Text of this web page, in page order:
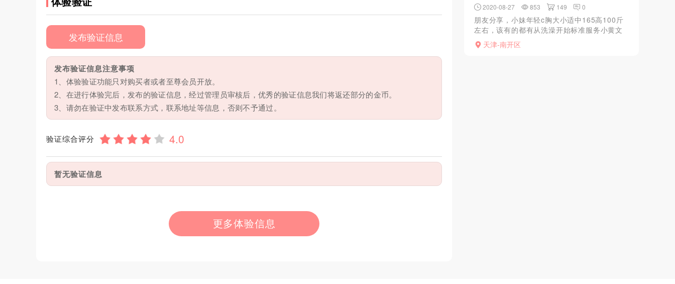
发布验证信息
发布验证信息注意事项
1、体验验证功能只对购买者或者至尊会员开放。
2、在进行体验完后，发布的验证信息，经过管理员审核后，优秀的验证信息我们将返还部分的金币。
3、请勿在验证中发布联系方式，联系地址等信息，否则不予通过。
验证综合评分
暂无验证信息
更多体验信息
2020-08-27 853 149 0
朋友分享，小妹年轻c胸大小适中165高100斤
左右，该有的都有从洗澡开始标准服务小黄文
不写了，特点年轻 外形 身材活都不错，非常值
得一试。加了微信有照片，相似度90%以上.
天津-南开区